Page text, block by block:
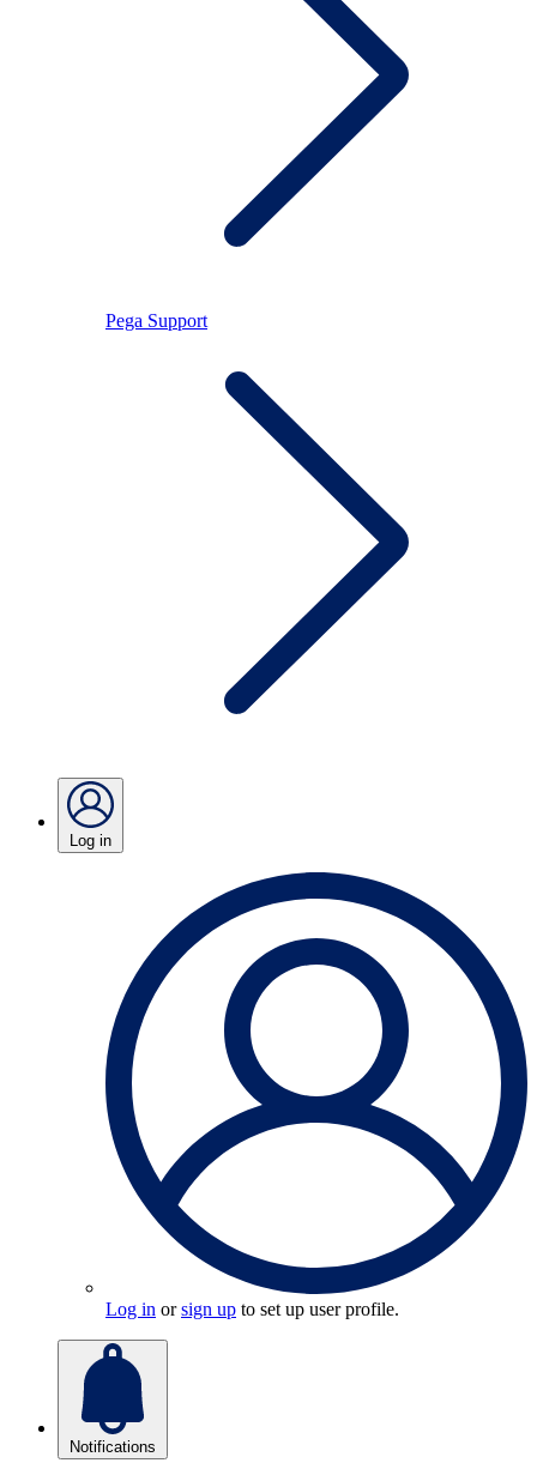
Pega Support
Log in
Log in orsign up to set up user profile.
Notifications